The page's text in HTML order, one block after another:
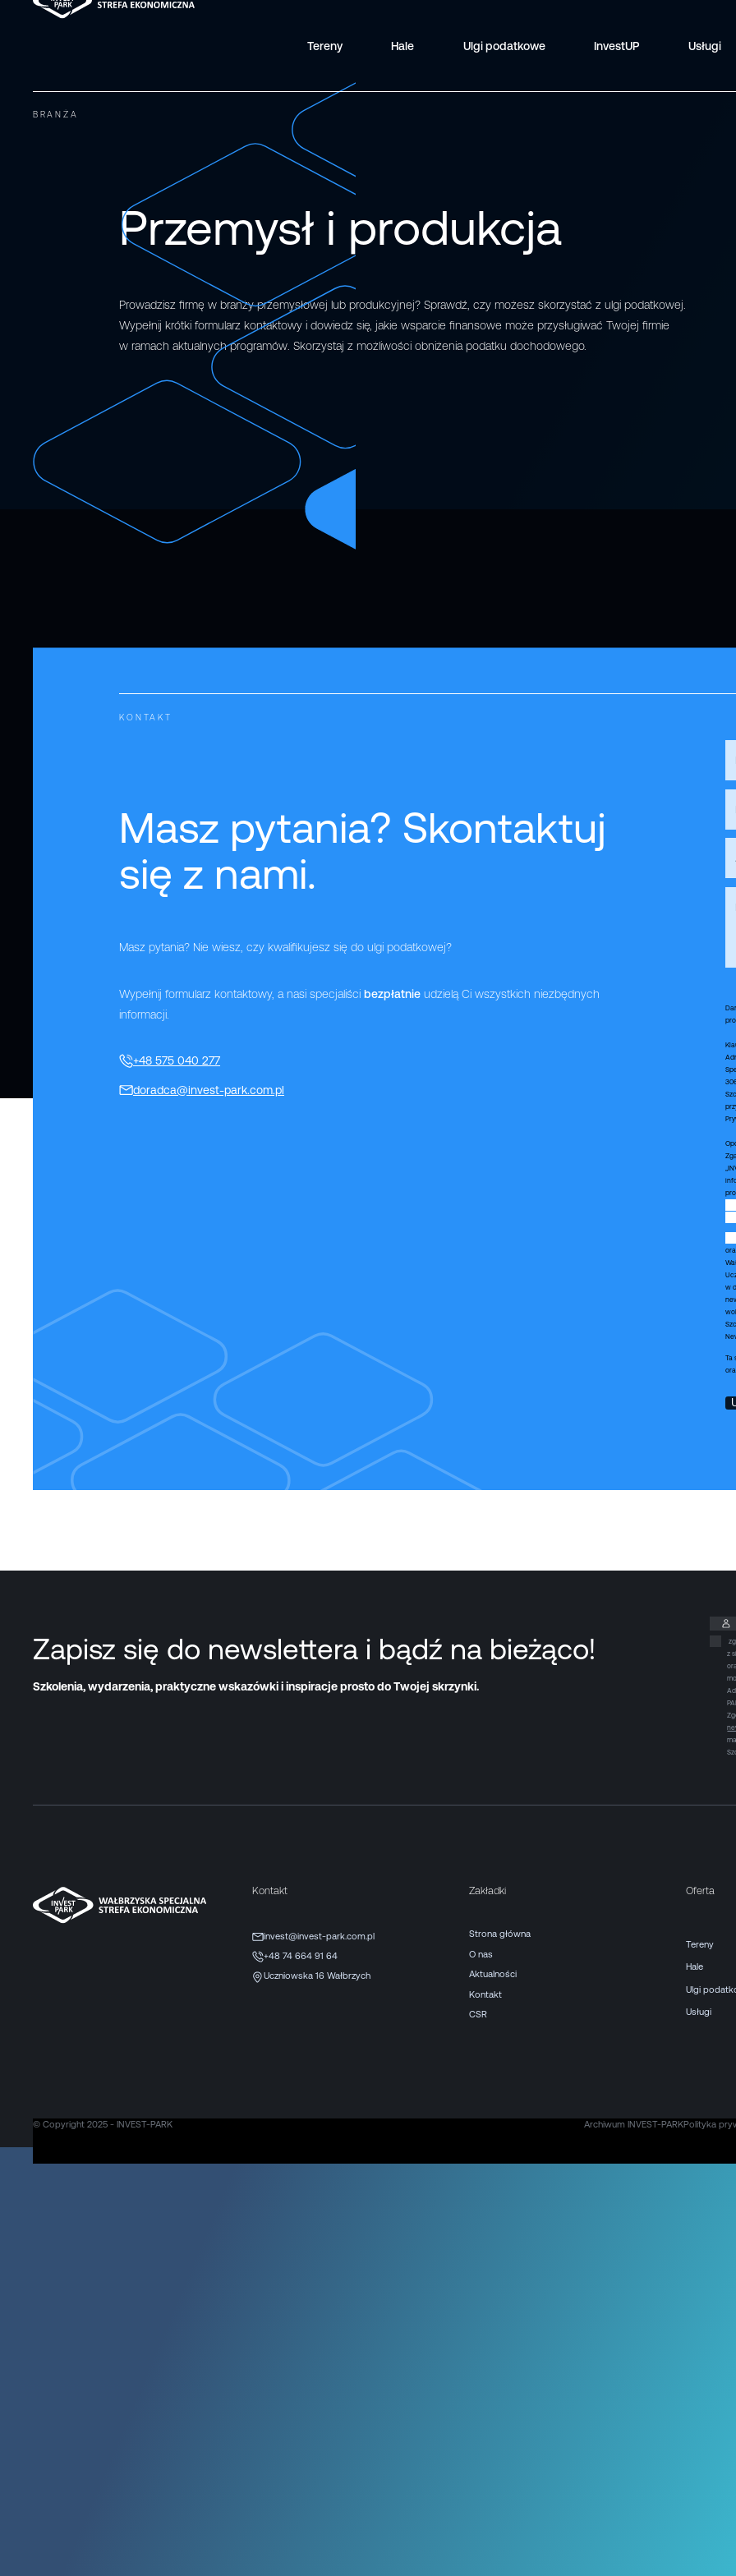
Tereny Hale Ulgi podatkowe InvestUP Usługi
BRANŻA
Przemysł i produkcja
Prowadzisz firmę w branży przemysłowej lub produkcyjnej? Sprawdź, czy możesz skorzystać z ulgi podatkowej.
Wypełnij krótki formularz kontaktowy i dowiedz się, jakie wsparcie finansowe może przysługiwać Twojej firmie
w ramach aktualnych programów. Skorzystaj z możliwości obniżenia podatku dochodowego.
KONTAKT
Masz pytania? Skontaktuj
się z nami.
Masz pytania? Nie wiesz, czy kwalifikujesz się do ulgi podatkowej?
Wypełnij formularz kontaktowy, a nasi specjaliścibezpłatnie udzielą Ci wszystkich niezbędnych
informacji.
+48 575 040 277
doradca@invest-park.com.pl
w
Ta
Zapisz się do newslettera i bądź na bieżąco!
Szkolenia, wydarzenia, praktyczne wskazówki i inspiracje prosto do Twojej skrzynki.
z
Kontakt
invest@invest-park.com.pl
+48 74 664 91 64
Uczniowska 16 Wałbrzych
Zakładki
Strona główna
O nas
Aktualności
Kontakt
CSR
Oferta
Tereny
Hale
Ulgi
Usługi
© Copyright 2025 - INVEST-PARK Archiwum INVEST-PARKPolityka